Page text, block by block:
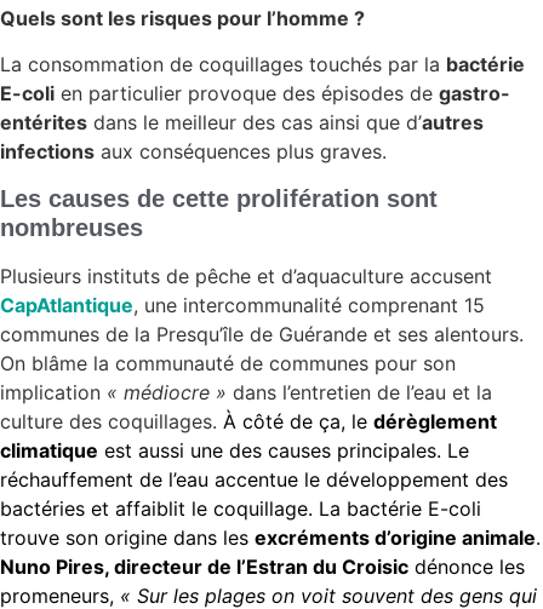
Quels sont les risques pour l’homme ?
La consommation de coquillages touchés par la bactérie
E-coli en particulier provoque des épisodes de gastro-
entérites dans le meilleur des cas ainsi que d’autres
infections aux conséquences plus graves.
Les causes de cette prolifération sont
nombreuses
Plusieurs instituts de pêche et d’aquaculture accusent
CapAtlantique, une intercommunalité comprenant 15
communes de la Presqu’île de Guérande et ses alentours.
On blâme la communauté de communes pour son
implication « médiocre » dans l’entretien de l’eau et la
culture des coquillages. À côté de ça, le dérèglement
climatique est aussi une des causes principales. Le
réchauffement de l’eau accentue le développement des
bactéries et affaiblit le coquillage. La bactérie E-coli
trouve son origine dans les excréments d’origine animale.
Nuno Pires, directeur de l’Estran du Croisic dénonce les
promeneurs, « Sur les plages on voit souvent des gens qui